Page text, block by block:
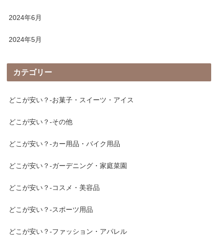
2024年6月
2024年5月
カテゴリー
どこが安い？-お菓子・スイーツ・アイス
どこが安い？-その他
どこが安い？-カー用品・バイク用品
どこが安い？-ガーデニング・家庭菜園
どこが安い？-コスメ・美容品
どこが安い？-スポーツ用品
どこが安い？-ファッション・アパレル